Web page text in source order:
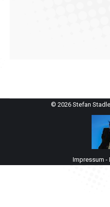
© 2026 Stefan
Impressum -